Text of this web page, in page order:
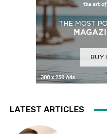
LATEST ARTICLES